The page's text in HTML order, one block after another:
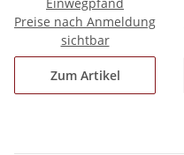
Preise nach Anmeldung
sichtbar
Zum Artikel